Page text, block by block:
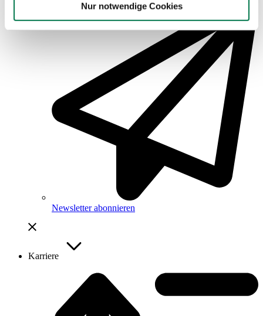
Nur notwendige Cookies
Newsletter abonnieren
Karriere